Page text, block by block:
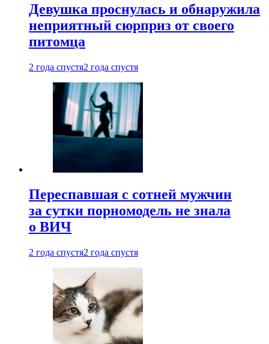
Девушка проснулась и обнаружила
неприятный сюрприз от своего
питомца
2 года спустя2 года спустя
Переспавшая с сотней мужчин
за сутки порномодель не знала
о ВИЧ
2 года спустя2 года спустя